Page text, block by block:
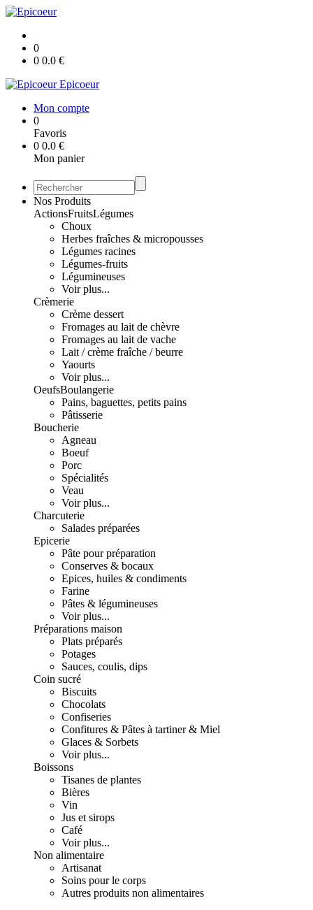
0
0 0.0 €
Epicoeur
Mon compte
0
Favoris
0 0.0 €
Mon panier
Nos Produits
ActionsFruitsLégumes
Choux
Herbes fraîches & micropousses
Légumes racines
Légumes-fruits
Légumineuses
Voir plus...
Crèmerie
Crème dessert
Fromages au lait de chèvre
Fromages au lait de vache
Lait / crème fraîche / beurre
Yaourts
Voir plus...
OeufsBoulangerie
Pains, baguettes, petits pains
Pâtisserie
Boucherie
Agneau
Boeuf
Porc
Spécialités
Veau
Voir plus...
Charcuterie
Salades préparées
Epicerie
Pâte pour préparation
Conserves & bocaux
Epices, huiles & condiments
Farine
Pâtes & légumineuses
Voir plus...
Préparations maison
Plats préparés
Potages
Sauces, coulis, dips
Coin sucré
Biscuits
Chocolats
Confiseries
Confitures & Pâtes à tartiner & Miel
Glaces & Sorbets
Voir plus...
Boissons
Tisanes de plantes
Bières
Vin
Jus et sirops
Café
Voir plus...
Non alimentaire
Artisanat
Soins pour le corps
Autres produits non alimentaires